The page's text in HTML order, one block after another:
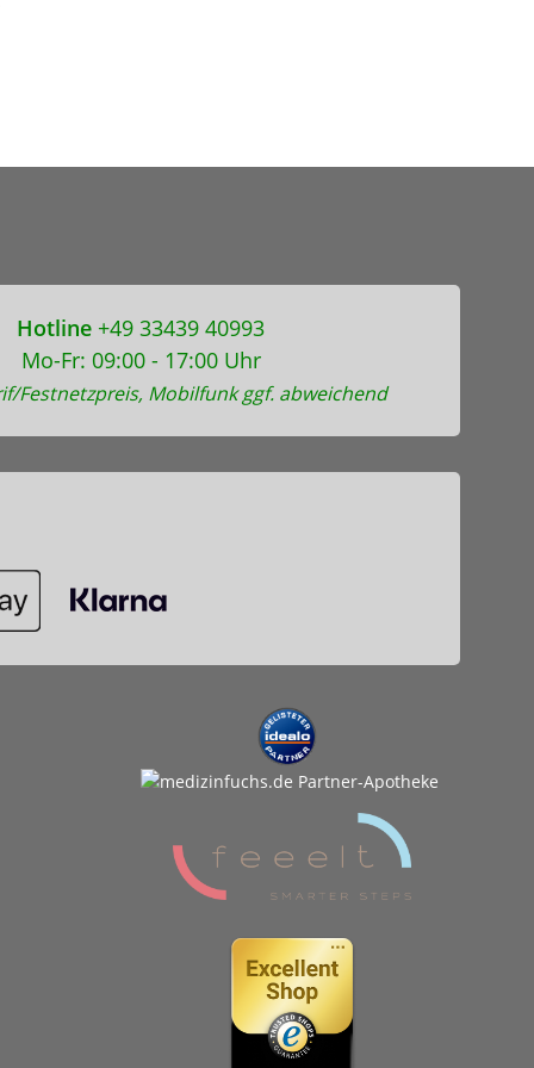
Hotline +49 33439 40993
Mo-Fr: 09:00 - 17:00 Uhr
Festnetzpreis, Mobilfunk ggf. abweichend